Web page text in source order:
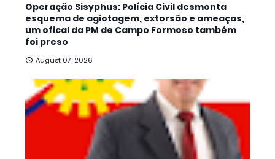
Operação Sisyphus: Polícia Civil desmonta
esquema de agiotagem, extorsão e ameaças,
um ofical da PM de Campo Formoso também
foi preso
August 07, 2026